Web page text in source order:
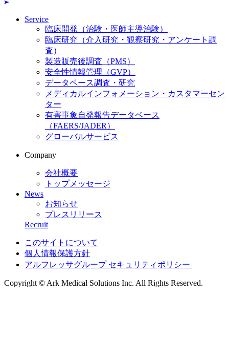
Service
臨床開発（治験・医師主導治験）
臨床研究（介入研究・観察研究・アンケート調
査）
製造販売後調査（PMS）
安全性情報管理（GVP）
データベース調査・研究
メディカルインフォメーション・カスタマーセン
ター
有害事象自発報告データベース
（FAERS/JADER）
グローバルサービス
Company
会社概要
トップメッセージ
News
お知らせ
プレスリリース
Recruit
このサイトについて
個人情報保護方針
アルフレッサグループ セキュリティポリシー
Copyright © Ark Medical Solutions Inc. All Rights Reserved.